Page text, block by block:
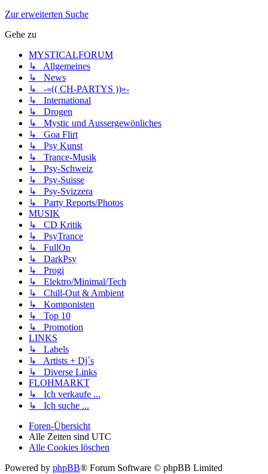
Zur erweiterten Suche
Gehe zu
MYSTICALFORUM
↳ Allgemeines
↳ News
↳ -«(( CH-PARTYS ))»-
↳ International
↳ Drogen
↳ Mystic und Aussergewönliches
↳ Goa Flirt
↳ Psy Kunst
↳ Trance-Musik
↳ Psy-Schweiz
↳ Psy-Suisse
↳ Psy-Svizzera
↳ Party Reports/Photos
MUSIK
↳ CD Kritik
↳ PsyTrance
↳ FullOn
↳ DarkPsy
↳ Progi
↳ Elektro/Minimal/Tech
↳ Chill-Out & Ambient
↳ Komponisten
↳ Top 10
↳ Promotion
LINKS
↳ Labels
↳ Artists + Dj´s
↳ Diverse Links
FLOHMARKT
↳ Ich verkaufe ...
↳ Ich suche ...
Foren-Übersicht
Alle Zeiten sind UTC
Alle Cookies löschen
Powered by phpBB® Forum Software © phpBB Limited